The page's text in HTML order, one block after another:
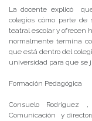
La docente explicó
colegios cómo parte
teatral escolar y ofrecen
normalmente termina
que está dentro del
universidad para que se
Formación Pedagógica
Consuelo
Comunicación y